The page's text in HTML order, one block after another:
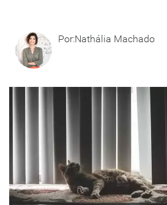
Por:Nathália Machado